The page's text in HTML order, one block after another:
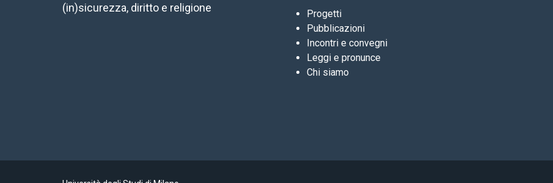
(in)sicurezza, diritto e religione
Progetti
Pubblicazioni
Incontri e convegni
Leggi e pronunce
Chi siamo